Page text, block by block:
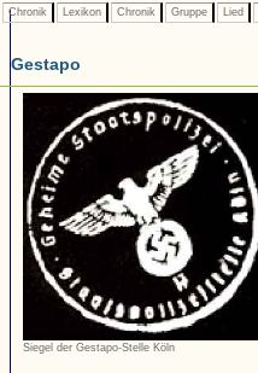
Chronik Lexikon Chronik Gruppe Lied
Gestapo
Siegel der Gestapo-Stelle Köln